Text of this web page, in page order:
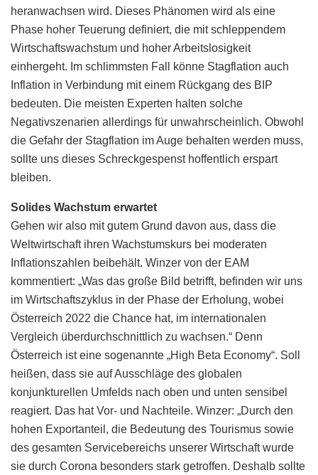
heranwachsen wird. Dieses Phänomen wird als eine
Phase hoher Teuerung definiert, die mit schleppendem
Wirtschaftswachstum und hoher Arbeitslosigkeit
einhergeht. Im schlimmsten Fall könne Stagflation auch
Inflation in Verbindung mit einem Rückgang des BIP
bedeuten. Die meisten Experten halten solche
Negativszenarien allerdings für unwahrscheinlich. Obwohl
die Gefahr der Stagflation im Auge behalten werden muss,
sollte uns dieses Schreckgespenst hoffentlich erspart
bleiben.
Solides Wachstum erwartet
Gehen wir also mit gutem Grund davon aus, dass die
Weltwirtschaft ihren Wachstumskurs bei moderaten
Inflationszahlen beibehält. Winzer von der EAM
kommentiert: „Was das große Bild betrifft, befinden wir uns
im Wirtschaftszyklus in der Phase der Erholung, wobei
Österreich 2022 die Chance hat, im internationalen
Vergleich überdurchschnittlich zu wachsen.“ Denn
Österreich ist eine sogenannte „High Beta Economy“. Soll
heißen, dass sie auf Ausschläge des globalen
konjunkturellen Umfelds nach oben und unten sensibel
reagiert. Das hat Vor- und Nachteile. Winzer: „Durch den
hohen Exportanteil, die Bedeutung des Tourismus sowie
des gesamten Servicebereichs unserer Wirtschaft wurde
sie durch Corona besonders stark getroffen. Deshalb sollte